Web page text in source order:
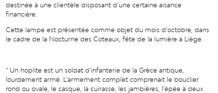
destinée à une clientèle disposant d’une certaine aisance
financière.
Cette lampe est présentée comme objet du mois d’octobre, dans
le cadre de la Nocturne des Coteaux, fête de la lumière à Liège.
* Un hoplite est un soldat d’infanterie de la Grèce antique,
lourdement armé. L’armement complet comprenait le bouclier
rond ou ovale, le casque, la cuirasse, les jambières, l’épée à deux